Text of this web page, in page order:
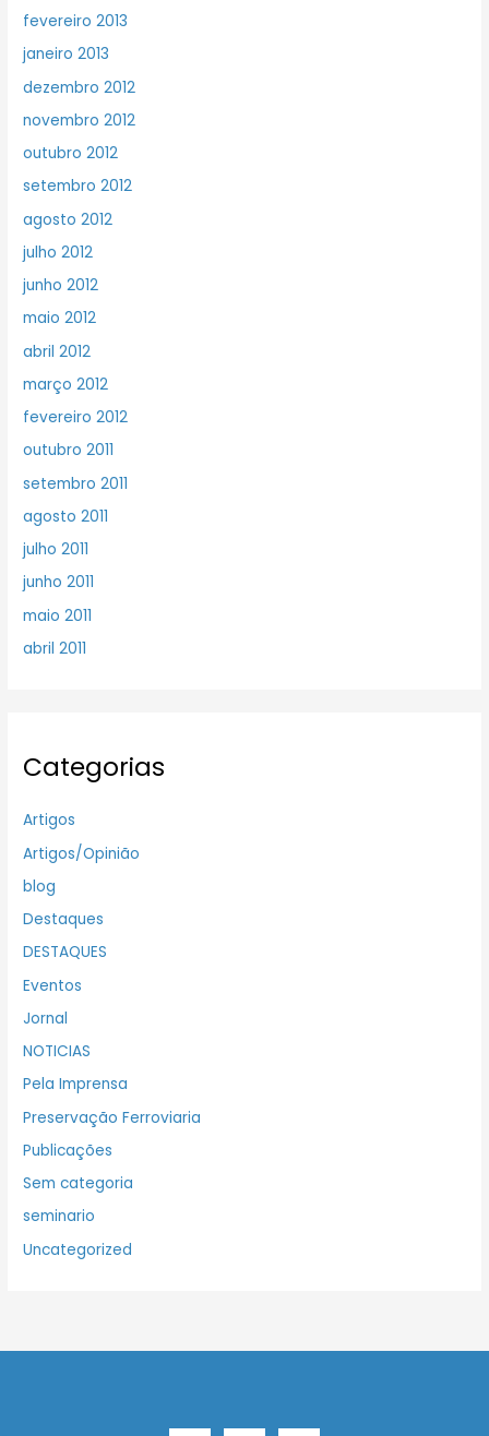
fevereiro 2013
janeiro 2013
dezembro 2012
novembro 2012
outubro 2012
setembro 2012
agosto 2012
julho 2012
junho 2012
maio 2012
abril 2012
março 2012
fevereiro 2012
outubro 2011
setembro 2011
agosto 2011
julho 2011
junho 2011
maio 2011
abril 2011
Categorias
Artigos
Artigos/Opinião
blog
Destaques
DESTAQUES
Eventos
Jornal
NOTICIAS
Pela Imprensa
Preservação Ferroviaria
Publicações
Sem categoria
seminario
Uncategorized